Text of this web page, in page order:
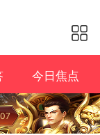
今日焦点